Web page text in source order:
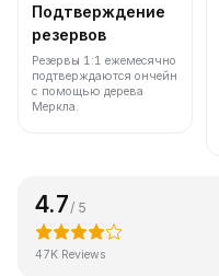
Подтверждение
резервов
Резервы 1:1 ежемесячно
подтверждаются ончейн
с помощью дерева
Меркла.
4.7 / 5
47K Reviews